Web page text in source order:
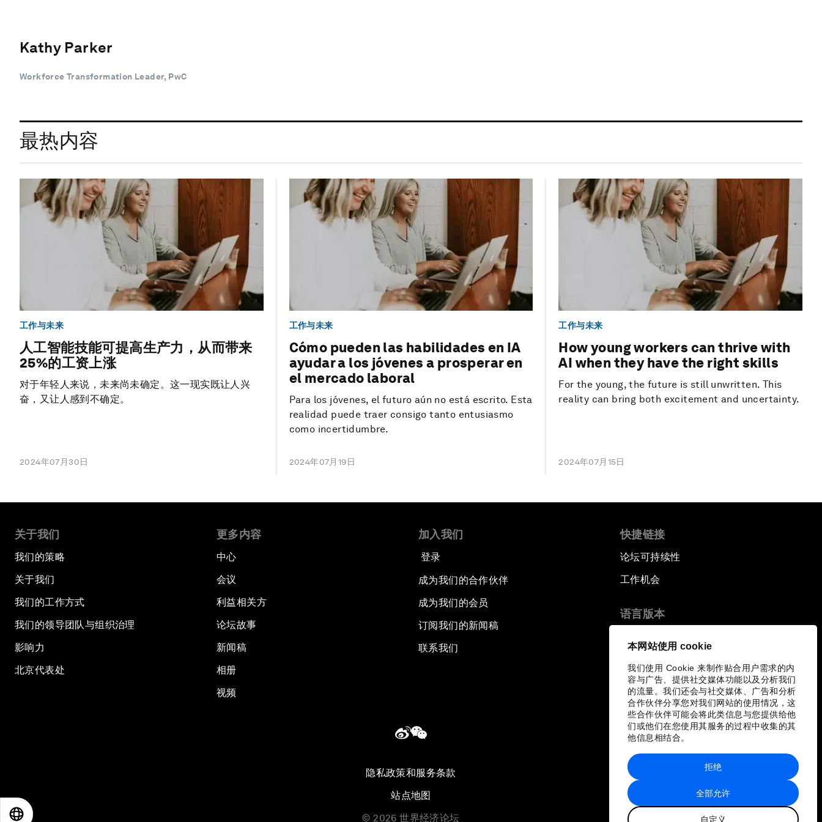
本网站使用 cookie
我们使用 Cookie 来制作贴合用户需求的内
容与广告、提供社交媒体功能以及分析我们
的流量。我们还会与社交媒体、广告和分析
合作伙伴分享您对我们网站的使用情况，这
些合作伙伴可能会将此类信息与您提供给他
们或他们在您使用其服务的过程中收集的其
他信息相结合。
全部允许
自定义
拒绝
Kathy Parker
Workforce Transformation Leader, PwC
最热内容
工作与未来
人工智能技能可提高生产力，从而带来
25%的工资上涨
对于年轻人来说，未来尚未确定。这一现实既让人兴
奋，又让人感到不确定。
2024年07月30日
工作与未来
Cómo pueden las habilidades en IA
ayudar a los jóvenes a prosperar en
el mercado laboral
Para los jóvenes, el futuro aún no está escrito. Esta
realidad puede traer consigo tanto entusiasmo
como incertidumbre.
2024年07月19日
工作与未来
How young workers can thrive with
AI when they have the right skills
For the young, the future is still unwritten. This
reality can bring both excitement and uncertainty.
2024年07月15日
关于我们
我们的策略
关于我们
我们的工作方式
我们的领导团队与组织治理
影响力
北京代表处
更多内容
中心
会议
利益相关方
论坛故事
新闻稿
相册
视频
加入我们
登录
成为我们的合作伙伴
成为我们的会员
订阅我们的新闻稿
联系我们
快捷链接
论坛可持续性
工作机会
语言版本
隐私政策和服务条款
站点地图
© 2026 世界经济论坛